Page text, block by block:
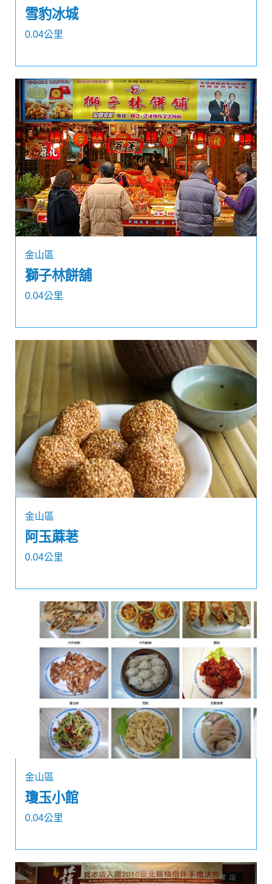
雪豹冰城
0.04公里
金山區
獅子林餅舖
0.04公里
金山區
阿玉蔴荖
0.04公里
金山區
瓊玉小館
0.04公里